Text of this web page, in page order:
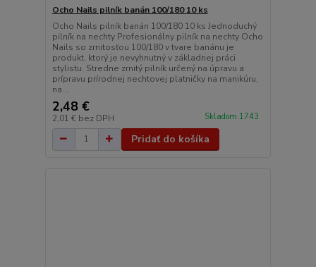
Ocho Nails pilník banán 100/180 10 ks
Ocho Nails pilník banán 100/180 10 ks Jednoduchý
pilník na nechty Profesionálny pilník na nechty Ocho
Nails so zrnitosťou 100/180 v tvare banánu je
produkt, ktorý je nevyhnutný v základnej práci
stylistu. Stredne zrnitý pilník určený na úpravu a
prípravu prírodnej nechtovej platničky na manikúru,
na...
2,48 €
2,01 € bez DPH Skladom 1743
Pridať do košíka